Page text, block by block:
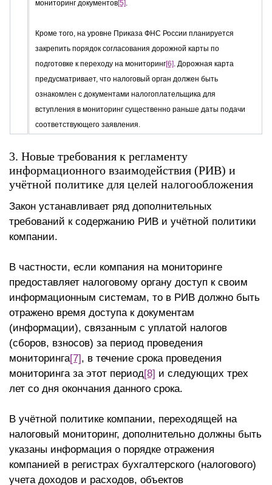
мониторинг документов[5].
Кроме того, на уровне Приказа ФНС России планируется
закрепить порядок согласования дорожной карты по
подготовке к переходу на мониторинг[6]. Дорожная карта
предусматривает, что налоговый орган должен быть
ознакомлен с документами налогоплательщика для
вступления в мониторинг существенно раньше даты подачи
соответствующего заявления.
3. Новые требования к регламенту
информационного взаимодействия (РИВ) и
учётной политике для целей налогообложения
Закон устанавливает ряд дополнительных
требований к содержанию РИВ и учётной политики
компании.
В частности, если компания на мониторинге
предоставляет налоговому органу доступ к своим
информационным системам, то в РИВ должно быть
отражено время доступа к документам
(информации), связанным с уплатой налогов
(сборов, взносов) за период проведения
мониторинга[7], в течение срока проведения
мониторинга за этот период[8] и следующих трех
лет со дня окончания данного срока.
В учётной политике компании, переходящей на
налоговый мониторинг, дополнительно должны быть
указаны информация о порядке отражения
компанией в регистрах бухгалтерского (налогового)
учета доходов и расходов, объектов